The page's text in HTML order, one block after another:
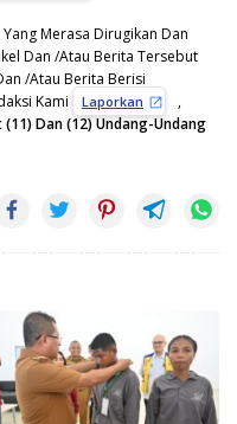
Merasa Dirugikan Dan
Dan /Atau Berita Tersebut
/Atau Berita Berisi
Kami
Laporkan
,
(11) Dan (12) Undang-Undang